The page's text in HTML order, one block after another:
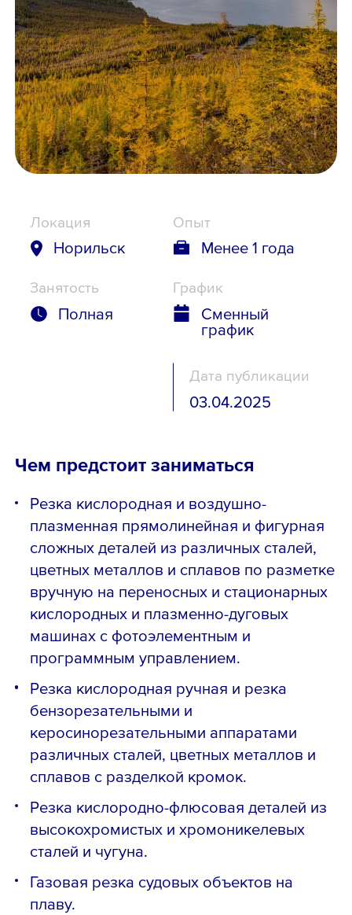
Школьникам
Локации
8 800 700-19-43
Локация
Норильск
Опыт
Менее 1 года
Занятость
Полная
График
Сменный
график
Дата публикации
03.04.2025
Чем предстоит заниматься
Резка кислородная и воздушно-
плазменная прямолинейная и фигурная
сложных деталей из различных сталей,
цветных металлов и сплавов по разметке
вручную на переносных и стационарных
кислородных и плазменно-дуговых
машинах с фотоэлементным и
программным управлением.
Резка кислородная ручная и резка
бензорезательными и
керосинорезательными аппаратами
различных сталей, цветных металлов и
сплавов с разделкой кромок.
Резка кислородно-флюсовая деталей из
высокохромистых и хромоникелевых
сталей и чугуна.
Газовая резка судовых объектов на
плаву.